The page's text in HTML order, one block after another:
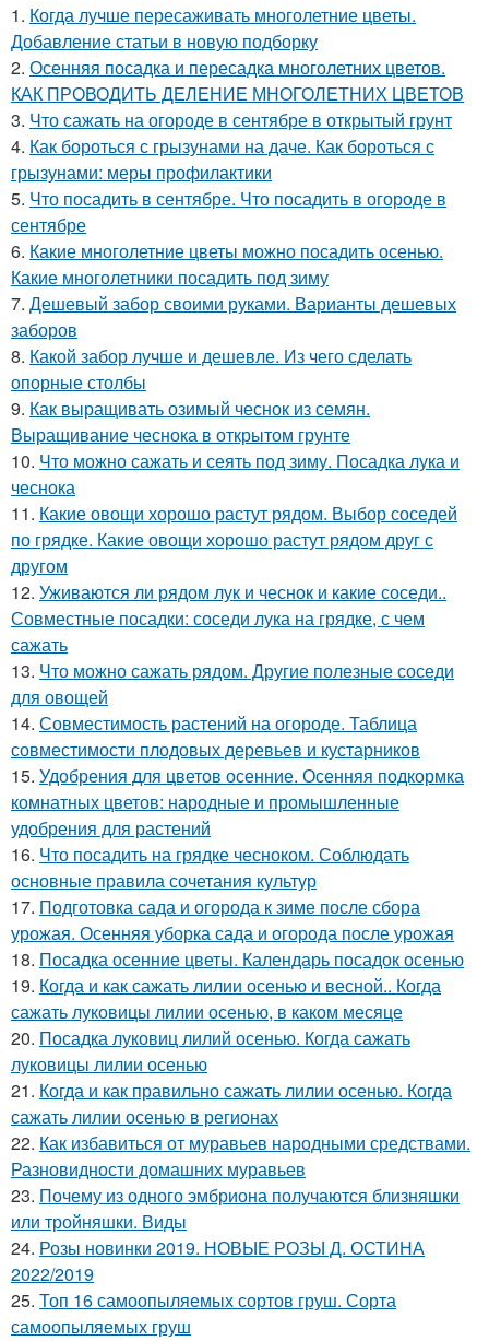
1. Когда лучше пересаживать многолетние цветы.
Добавление статьи в новую подборку
2. Осенняя посадка и пересадка многолетних цветов.
КАК ПРОВОДИТЬ ДЕЛЕНИЕ МНОГОЛЕТНИХ ЦВЕТОВ
3. Что сажать на огороде в сентябре в открытый грунт
4. Как бороться с грызунами на даче. Как бороться с
грызунами: меры профилактики
5. Что посадить в сентябре. Что посадить в огороде в
сентябре
6. Какие многолетние цветы можно посадить осенью.
Какие многолетники посадить под зиму
7. Дешевый забор своими руками. Варианты дешевых
заборов
8. Какой забор лучше и дешевле. Из чего сделать
опорные столбы
9. Как выращивать озимый чеснок из семян.
Выращивание чеснока в открытом грунте
10. Что можно сажать и сеять под зиму. Посадка лука и
чеснока
11. Какие овощи хорошо растут рядом. Выбор соседей
по грядке. Какие овощи хорошо растут рядом друг с
другом
12. Уживаются ли рядом лук и чеснок и какие соседи..
Совместные посадки: соседи лука на грядке, с чем
сажать
13. Что можно сажать рядом. Другие полезные соседи
для овощей
14. Совместимость растений на огороде. Таблица
совместимости плодовых деревьев и кустарников
15. Удобрения для цветов осенние. Осенняя подкормка
комнатных цветов: народные и промышленные
удобрения для растений
16. Что посадить на грядке чесноком. Соблюдать
основные правила сочетания культур
17. Подготовка сада и огорода к зиме после сбора
урожая. Осенняя уборка сада и огорода после урожая
18. Посадка осенние цветы. Календарь посадок осенью
19. Когда и как сажать лилии осенью и весной.. Когда
сажать луковицы лилии осенью, в каком месяце
20. Посадка луковиц лилий осенью. Когда сажать
луковицы лилии осенью
21. Когда и как правильно сажать лилии осенью. Когда
сажать лилии осенью в регионах
22. Как избавиться от муравьев народными средствами.
Разновидности домашних муравьев
23. Почему из одного эмбриона получаются близняшки
или тройняшки. Виды
24. Розы новинки 2019. НОВЫЕ РОЗЫ Д. ОСТИНА
2022/2019
25. Топ 16 самоопыляемых сортов груш. Сорта
самоопыляемых груш